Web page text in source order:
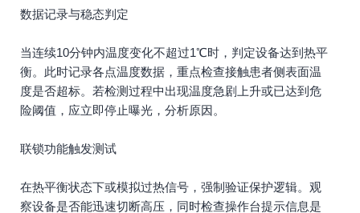
数据记录与稳态判定
当连续10分钟内温度变化不超过1℃时，判定设备达到热平
衡。此时记录各点温度数据，重点检查接触患者侧表面温
度是否超标。若检测过程中出现温度急剧上升或已达到危
险阈值，应立即停止曝光，分析原因。
联锁功能触发测试
在热平衡状态下或模拟过热信号，强制验证保护逻辑。观
察设备是否能迅速切断高压，同时检查操作台提示信息是